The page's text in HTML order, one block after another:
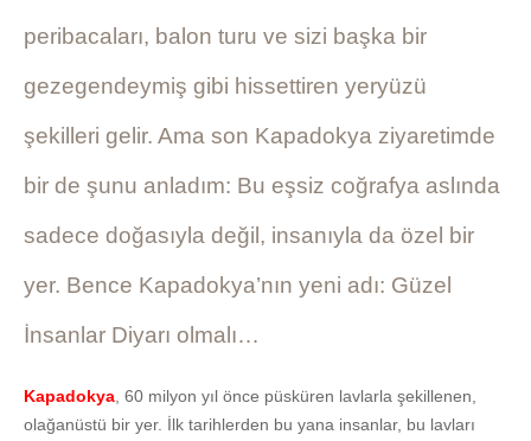
peribacaları, balon turu ve sizi başka bir
gezegendeymiş gibi hissettiren yeryüzü
şekilleri gelir. Ama son Kapadokya ziyaretimde
bir de şunu anladım: Bu eşsiz coğrafya aslında
sadece doğasıyla değil, insanıyla da özel bir
yer. Bence Kapadokya’nın yeni adı: Güzel
İnsanlar Diyarı olmalı…
Kapadokya , 60 milyon yıl önce püsküren lavlarla şekillenen,
olağanüstü bir yer. İlk tarihlerden bu yana insanlar, bu lavları